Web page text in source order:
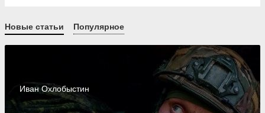
Новые статьи Популярное
ИванОхлобыстин